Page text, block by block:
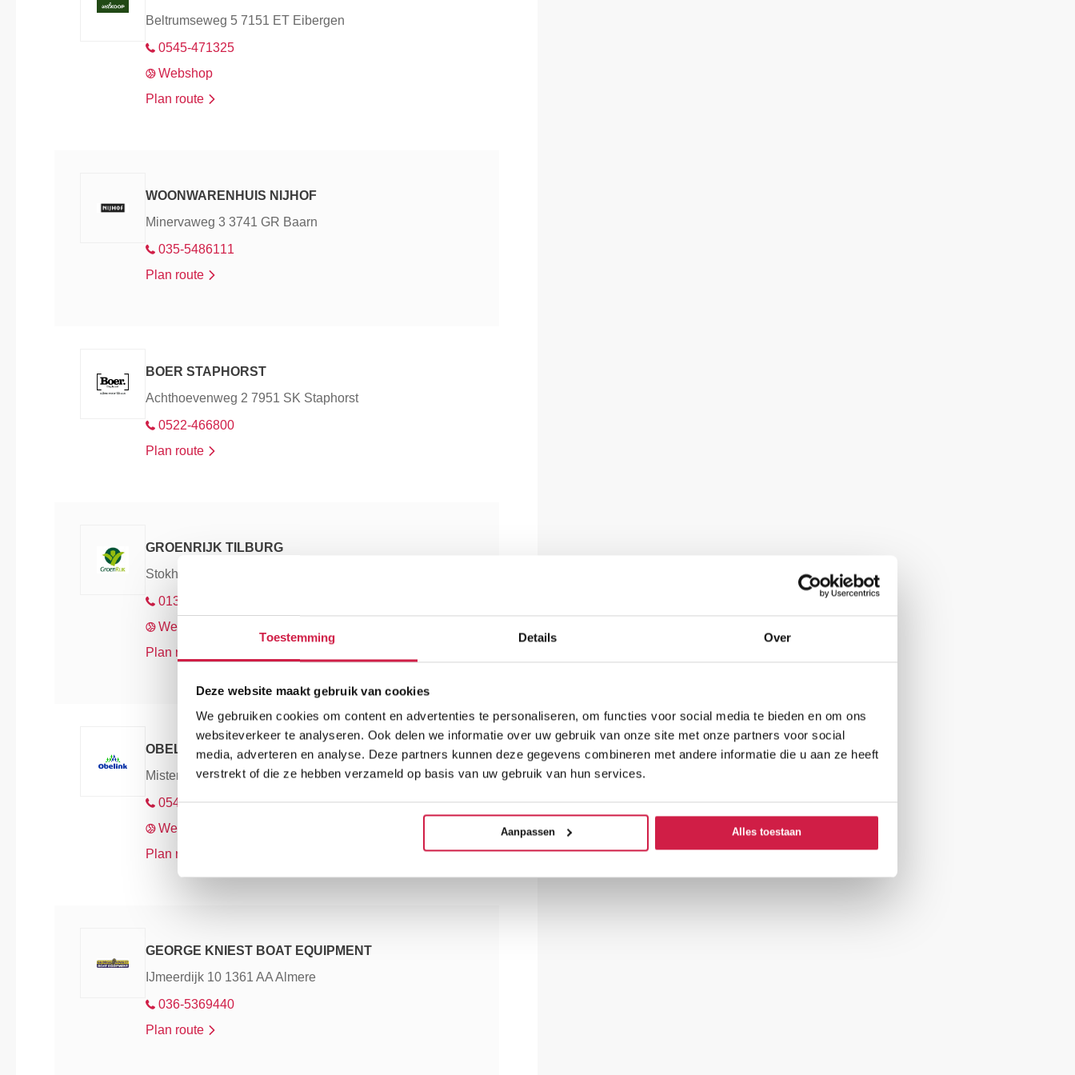
Toestemming Details Over
Deze website maakt gebruik van cookies
We gebruiken cookies om content en advertenties te personaliseren, om functies voor social media te bieden en om ons
websiteverkeer te analyseren. Ook delen we informatie over uw gebruik van onze site met onze partners voor social
media, adverteren en analyse. Deze partners kunnen deze gegevens combineren met andere informatie die u aan ze heeft
verstrekt of die ze hebben verzameld op basis van uw gebruik van hun services.
Aanpassen Alles toestaan
Beltrumseweg 5 7151 ET Eibergen
0545-471325
Webshop
Plan route
WOONWARENHUIS NIJHOF
Minervaweg 3 3741 GR Baarn
035-5486111
Plan route
BOER STAPHORST
Achthoevenweg 2 7951 SK Staphorst
0522-466800
Plan route
GROENRIJK TILBURG
Stokhasseltlaan 39 5049 TB Tilburg
013-4550860
Webshop
Plan route
OBELINK
Misterweg 179 7102 EN Winterswijk
0543-532632
Webshop
Plan route
GEORGE KNIEST BOAT EQUIPMENT
IJmeerdijk 10 1361 AA Almere
036-5369440
Plan route